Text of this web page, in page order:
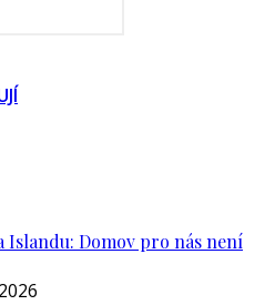
Islandu: Domov pro nás není